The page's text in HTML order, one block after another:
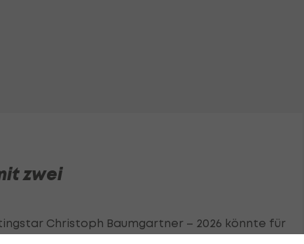
zwei
Christoph Baumgartner – 2026 könnte für